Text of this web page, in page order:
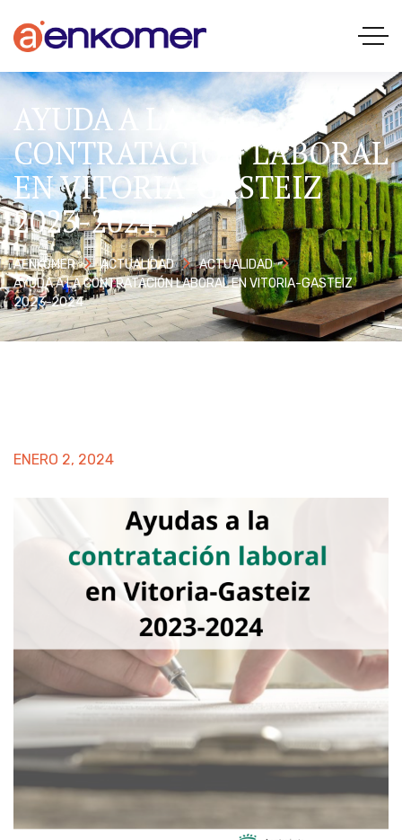
AYUDA A LA
CONTRATACIÓN LABORAL
EN VITORIA-GASTEIZ
2023-2024
AENKOMER ACTUALIDAD
ACTUALIDAD
AYUDA A LA CONTRATACIÓN LABORAL EN VITORIA-GASTEIZ
2023-2024
ENERO 2, 2024